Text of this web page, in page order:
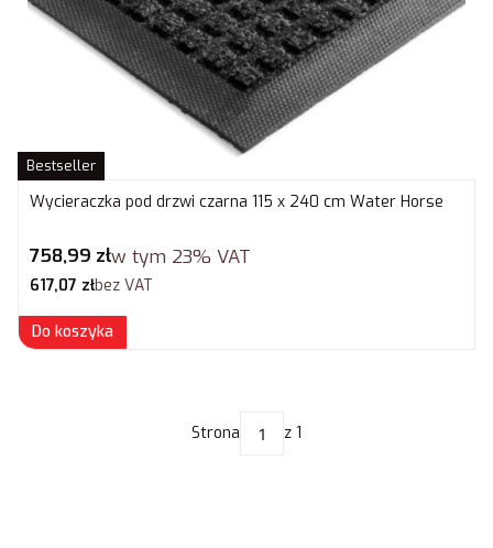
Bestseller
Wycieraczka pod drzwi czarna 115 x 240 cm Water Horse
Cena brutto
758,99 złw tym 23% VAT
Cena netto
617,07 złbez VAT
Do koszyka
Strona z 1